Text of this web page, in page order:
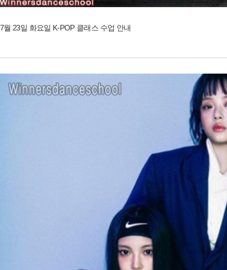
7월 23일 화요일 K-POP 클래스 수업 안내